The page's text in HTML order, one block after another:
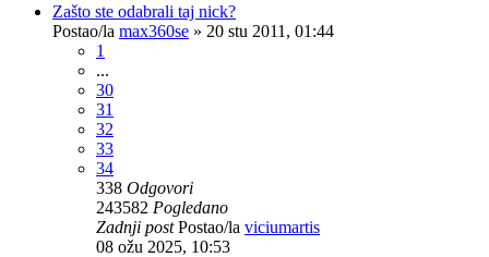
Zašto ste odabrali taj nick?
Postao/la max360se » 20 stu 2011, 01:44
1
...
30
31
32
33
34
338 Odgovori
243582 Pogledano
Zadnji postPostao/la viciumartis
08 ožu 2025, 10:53